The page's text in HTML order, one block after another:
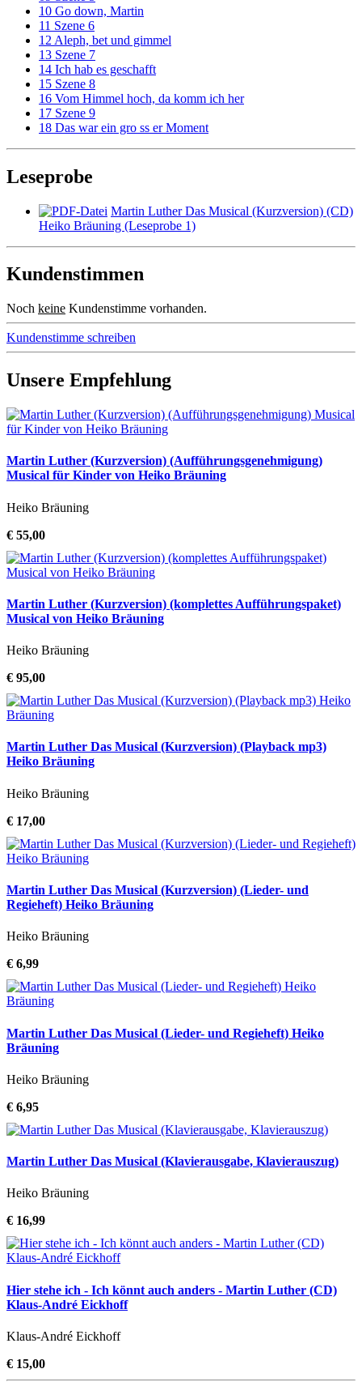
10 Go down, Martin
11 Szene 6
12 Aleph, bet und gimmel
13 Szene 7
14 Ich hab es geschafft
15 Szene 8
16 Vom Himmel hoch, da komm ich her
17 Szene 9
18 Das war ein gro ss er Moment
Leseprobe
Martin Luther Das Musical (Kurzversion) (CD)
Heiko Bräuning (Leseprobe 1)
Kundenstimmen
Noch keine Kundenstimme vorhanden.
Kundenstimme schreiben
Unsere Empfehlung
Martin Luther (Kurzversion) (Aufführungsgenehmigung)
Musical für Kinder von Heiko Bräuning
Heiko Bräuning
€ 55,00
Martin Luther (Kurzversion) (komplettes Aufführungspaket)
Musical von Heiko Bräuning
Heiko Bräuning
€ 95,00
Martin Luther Das Musical (Kurzversion) (Playback mp3)
Heiko Bräuning
Heiko Bräuning
€ 17,00
Martin Luther Das Musical (Kurzversion) (Lieder- und
Regieheft) Heiko Bräuning
Heiko Bräuning
€ 6,99
Martin Luther Das Musical (Lieder- und Regieheft) Heiko
Bräuning
Heiko Bräuning
€ 6,95
Martin Luther Das Musical (Klavierausgabe, Klavierauszug)
Heiko Bräuning
€ 16,99
Hier stehe ich - Ich könnt auch anders - Martin Luther (CD)
Klaus-André Eickhoff
Klaus-André Eickhoff
€ 15,00